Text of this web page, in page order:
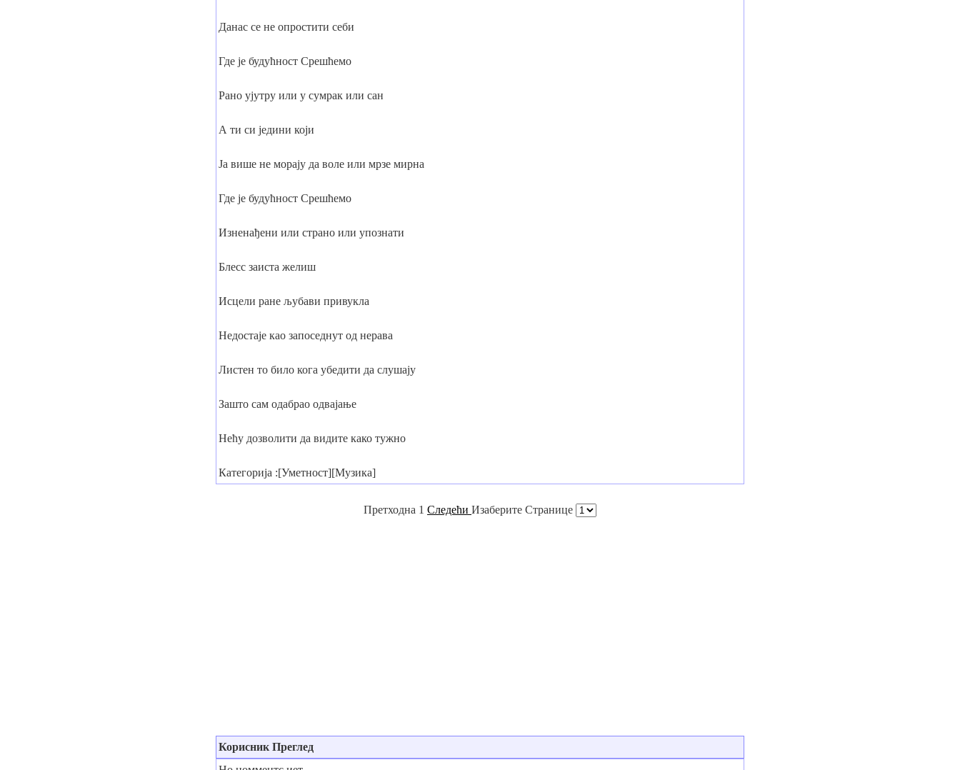
Данас се не опростити себи
Где је будућност Срешћемо
Рано ујутру или у сумрак или сан
А ти си једини који
Ја више не морају да воле или мрзе мирна
Где је будућност Срешћемо
Изненађени или страно или упознати
Блесс заиста желиш
Исцели ране љубави привукла
Недостаје као запоседнут од нерава
Листен то било кога убедити да слушају
Зашто сам одабрао одвајање
Нећу дозволити да видите како тужно
Категорија :[Уметност][Музика]
Претходна 1 Следећи Изаберите Странице
Корисник Преглед